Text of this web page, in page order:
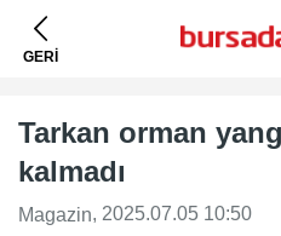
GERİ
Tarkan orman
kalmadı
Magazin, 2025.07.05 10:50